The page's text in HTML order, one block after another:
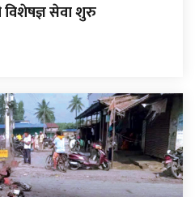
विशेषज्ञ सेवा शुरु